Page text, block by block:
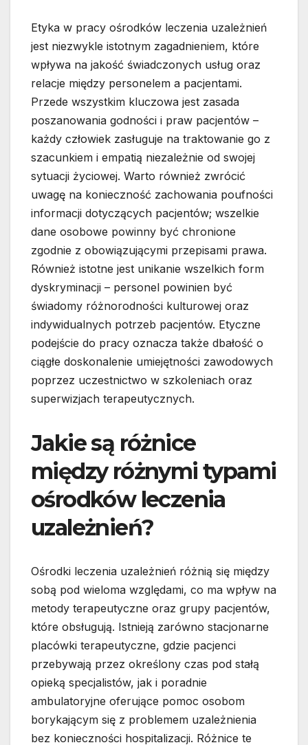
Etyka w pracy ośrodków leczenia uzależnień
jest niezwykle istotnym zagadnieniem, które
wpływa na jakość świadczonych usług oraz
relacje między personelem a pacjentami.
Przede wszystkim kluczowa jest zasada
poszanowania godności i praw pacjentów –
każdy człowiek zasługuje na traktowanie go z
szacunkiem i empatią niezależnie od swojej
sytuacji życiowej. Warto również zwrócić
uwagę na konieczność zachowania poufności
informacji dotyczących pacjentów; wszelkie
dane osobowe powinny być chronione
zgodnie z obowiązującymi przepisami prawa.
Również istotne jest unikanie wszelkich form
dyskryminacji – personel powinien być
świadomy różnorodności kulturowej oraz
indywidualnych potrzeb pacjentów. Etyczne
podejście do pracy oznacza także dbałość o
ciągłe doskonalenie umiejętności zawodowych
poprzez uczestnictwo w szkoleniach oraz
superwizjach terapeutycznych.
Jakie są różnice
między różnymi typami
ośrodków leczenia
uzależnień?
Ośrodki leczenia uzależnień różnią się między
sobą pod wieloma względami, co ma wpływ na
metody terapeutyczne oraz grupy pacjentów,
które obsługują. Istnieją zarówno stacjonarne
placówki terapeutyczne, gdzie pacjenci
przebywają przez określony czas pod stałą
opieką specjalistów, jak i poradnie
ambulatoryjne oferujące pomoc osobom
borykającym się z problemem uzależnienia
bez konieczności hospitalizacji. Różnice te